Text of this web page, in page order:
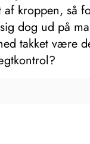
kroppen, så
dog ud på
takket være